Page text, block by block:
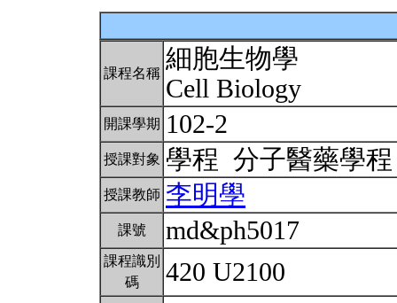
課程名稱 細胞生物學
Cell Biology
開課學期 102-2
授課對象 學程 分子醫藥學
授課教師 李明學
課號 md&ph5017
課程識別
碼
420 U2100